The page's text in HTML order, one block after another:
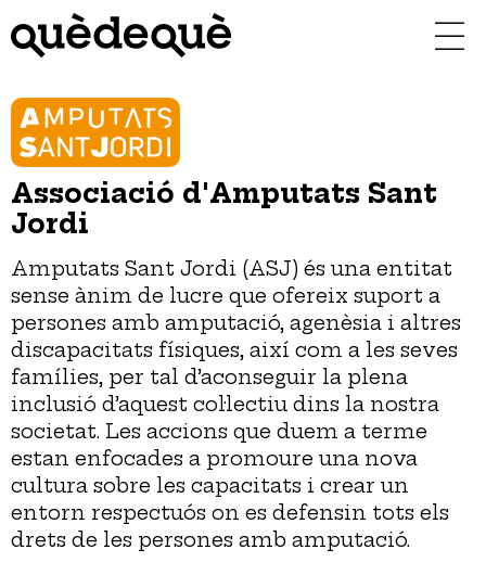
contingut
Associació d'Amputats Sant
Jordi
Amputats Sant Jordi (ASJ) és una entitat
sense ànim de lucre que ofereix suport a
persones amb amputació, agenèsia i altres
discapacitats físiques, així com a les seves
famílies, per tal d’aconseguir la plena
inclusió d’aquest col·lectiu dins la nostra
societat. Les accions que duem a terme
estan enfocades a promoure una nova
cultura sobre les capacitats i crear un
entorn respectuós on es defensin tots els
drets de les persones amb amputació.